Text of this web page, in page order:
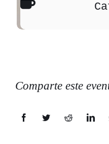
Comparte este
FacebookTwitterReddit